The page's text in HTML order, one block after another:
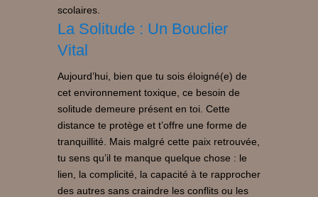
scolaires.
La Solitude : Un Bouclier
Vital
Aujourd’hui, bien que tu sois éloigné(e) de
cet environnement toxique, ce besoin de
solitude demeure présent en toi. Cette
distance te protège et t’offre une forme de
tranquillité. Mais malgré cette paix retrouvée,
tu sens qu’il te manque quelque chose : le
lien, la complicité, la capacité à te rapprocher
des autres sans craindre les conflits ou les